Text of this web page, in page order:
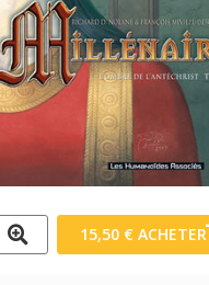
15,50 € ACHETER